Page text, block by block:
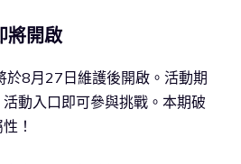
將開啟
於8月27日維護後開啟。活動期
動入口即可參與挑戰。本期破
！